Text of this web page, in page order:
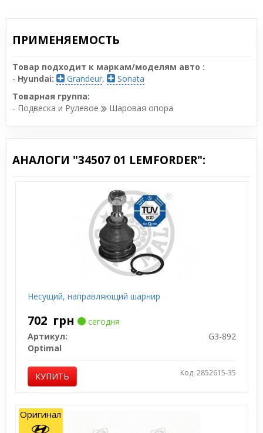
ПРИМЕНЯЕМОСТЬ
Товар подходит к маркам/моделям авто :
- Hyundai: Grandeur,
Sonata
Товарная группа:
- Подвеска и Рулевое
Шаровая опора
АНАЛОГИ "34507 01 LEMFORDER":
Несущий, направляющий шарнир
702 грн
сегодня
Артикул:
G3-892
Optimal
КУПИТЬ Код: 2852615-35
Оригинал